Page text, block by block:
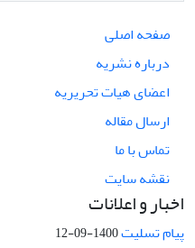
صفحه اصلی
درباره نشریه
اعضای هیات تحریریه
ارسال مقاله
تماس با ما
نقشه سایت
اخبار و اعلانات
پیام تسلیت1400-09-12